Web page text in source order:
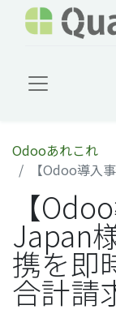
Odooあれこれ
【Odoo導入事例】
【
Japan
携を即
合計請